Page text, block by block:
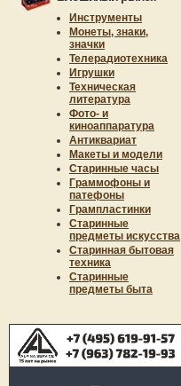
Инструменты
Монеты, знаки,
значки
Телерадиотехника
Игрушки
Техническая
литература
Фото- и
киноаппаратура
Антиквариат
Макеты и модели
Старинные часы
Граммофоны и
патефоны
Грампластинки
Старинные
предметы искусства
Старинная бытовая
техника
Старинные
предметы быта